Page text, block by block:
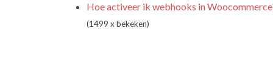
Hoe activeer ik webhooks in
(1499 x bekeken)